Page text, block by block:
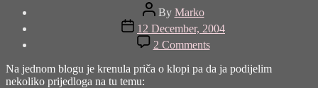
Post
author
By Marko
Post
date
12 December, 2004
2 Commentson
posljednja
večera…
Na jednom blogu je krenula priča o klopi pa da ja podijelim
nekoliko prijedloga na tu temu: